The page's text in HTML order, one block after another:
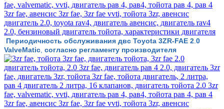
Периодичность обслуживания двс Toyota 3ZR-FAE 2 0
ValveMatic согласно регламенту производителя